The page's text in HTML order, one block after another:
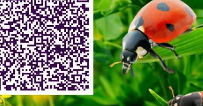
Slijtersvakblad 05 Jan 2022
ZUID-AFRIKA – De Zuid-Afrikaanse
drankenindustrie kan opgelucht ademhalen,
nu de beperkingen rond de ...Lees meer
VAKNIEUWS | OVERIG